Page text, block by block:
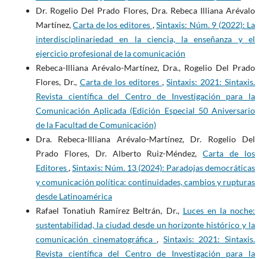
Dr. Rogelio Del Prado Flores, Dra. Rebeca Illiana Arévalo
Martínez,Carta de los editores ,Sintaxis: Núm. 9 (2022): La
interdisciplinariedad en la ciencia, la enseñanza y el
ejercicio profesional de la comunicación
Rebeca-Illiana Arévalo-Martínez, Dra., Rogelio Del Prado
Flores, Dr., Carta de los editores ,Sintaxis: 2021: Sintaxis.
Revista científica del Centro de Investigación para la
Comunicación Aplicada (Edición Especial 50 Aniversario
de la Facultad de Comunicación)
Dra. Rebeca-Illiana Arévalo-Martínez, Dr. Rogelio Del
Prado Flores, Dr. Alberto Ruiz-Méndez,Carta de los
Editores,Sintaxis: Núm. 13 (2024): Paradojas democráticas
y comunicación política: continuidades, cambios y rupturas
desde Latinoamérica
Rafael Tonatiuh Ramírez Beltrán, Dr., Luces en la noche:
sustentabilidad, la ciudad desde un horizonte histórico y la
comunicación cinematográfica, Sintaxis: 2021: Sintaxis.
Revista científica del Centro de Investigación para la